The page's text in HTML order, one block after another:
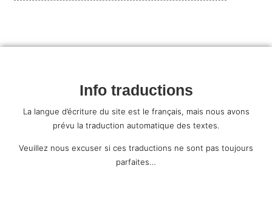
Info traductions
La langue d’écriture du site est le français, mais nous avons
prévu la traduction automatique des textes.
Veuillez nous excuser si ces traductions ne sont pas toujours
parfaites…